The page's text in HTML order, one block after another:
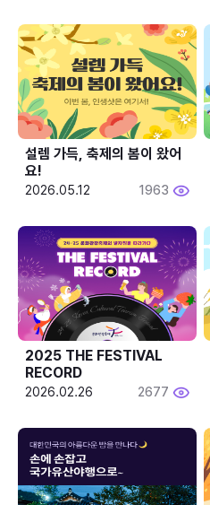
설렘 가득, 축제의 봄이 왔어
요!
2026.05.12 1963
2025 THE FESTIVAL
RECORD
2026.02.26 2677